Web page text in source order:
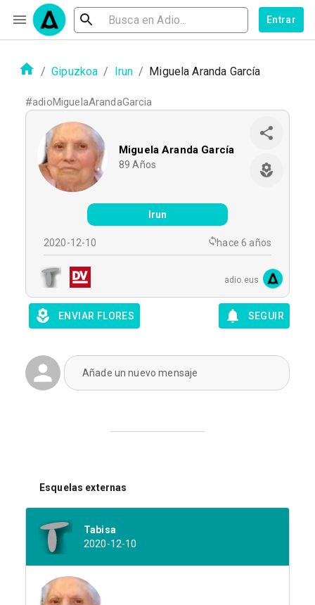
Entrar
/ Gipuzkoa / Irun / Miguela Aranda García
#adioMiguelaArandaGarcia
Miguela Aranda García
89 Años
Irun
2020-12-10 hace 6 años
adio.eus
ENVIAR FLORES SEGUIR
Añade un nuevo mensaje
Esquelas externas
Tabisa
2020-12-10